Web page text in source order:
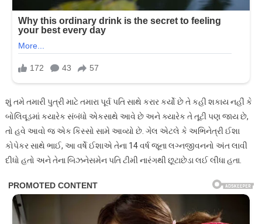
શું તમે તમારી પુત્રી માટે તમારા પૂર્વ પતિ સાથે કરાર કર્યો છે તે કહી શકાય નહીં કે
બોલિવૂડમાં કયારેક સંબંધો એકસાથે આવે છે અને ક્યારેક તે તૂટી પણ જાય છે,
તો હવે આવો જ એક કિસ્સો સામે આવ્યો છે. ગેલ એટલે કે અભિનેત્રી ઈશા
કોપેકર સાથે ભાઈ, આ વર્ષે ઈશાએ તેના 14 વર્ષ જૂના લગ્નજીવનનો અંત લાવી
દીધો હતો અને તેના બિઝનેસમેન પતિ ટીમી નારંગથી છૂટાછેડા લઈ લીધા હતા.